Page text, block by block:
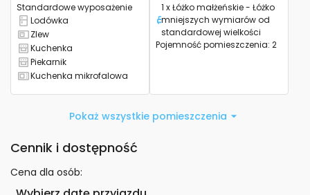
Standardowe wyposażenie
Posiada lodówkę
Lodówka
Posiada zlew
Zlew
Posiada piec
Kuchenka
Posiada piekarnik
Piekarnik
Jest kuchenka mikrofalowa
Kuchenka mikrofalowa
Łóżko
1 x Łóżko małżeńskie - Łóżko
mniejszych wymiarów od
standardowej wielkości
Pojemność pomieszczenia: 2
Pokaż wszystkie pomieszczenia
Cennik i dostępność
Cena dla osób: